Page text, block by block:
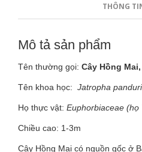
THÔNG
Mô tả sản phẩm
Tên thường gọi: Cây Hồng
Tên khoa học: Jatropha
Họ thực vật: Euphorbiaceae (họ
Chiều cao: 1-3m
Cây Hồng Mai có nguồn gốc ở